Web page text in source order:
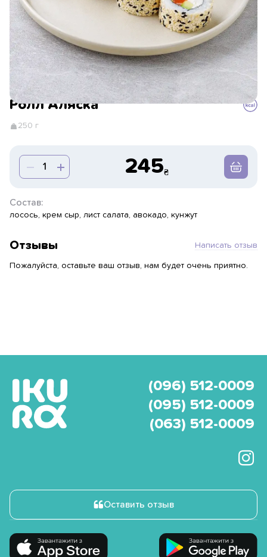
Ролл Аляска
250 г
245
Состав:
лосось, крем сыр, лист салата, авокадо, кунжут
Отзывы Написать отзыв
Пожалуйста, оставьте ваш отзыв, нам будет очень приятно.
(096) 512-0009
(095) 512-0009
(063) 512-0009
Оставить отзыв